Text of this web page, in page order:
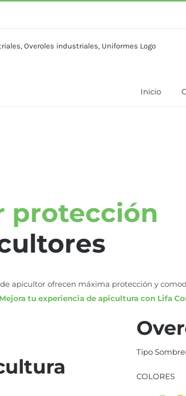
Inicio
protección
apicultor ofrecen máxima protección y
Mejora tu experiencia de apicultura con Lifa
Tipo
COLORES